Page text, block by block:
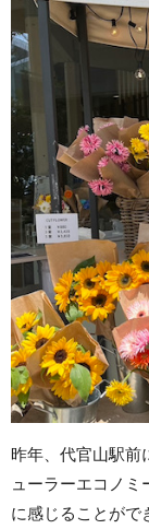
昨年、代官山駅前
ューラーエコノ
に感じることがで